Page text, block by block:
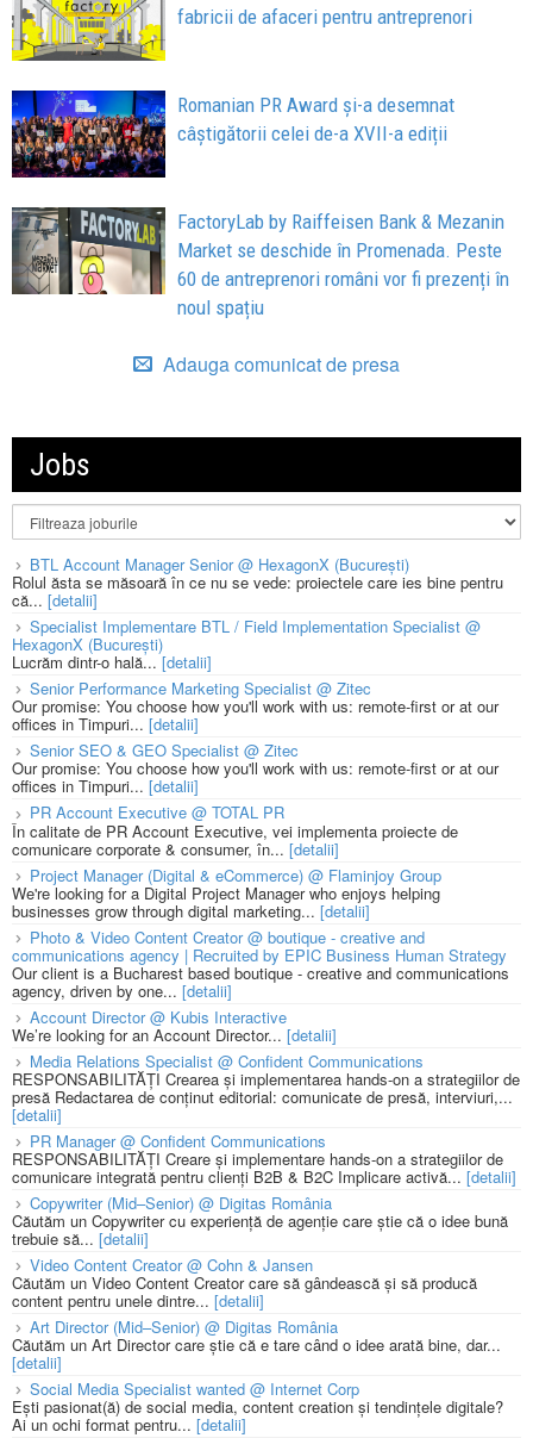
fabricii de afaceri pentru antreprenori
Romanian PR Award și-a desemnat
câștigătorii celei de-a XVII-a ediții
FactoryLab by Raiffeisen Bank & Mezanin
Market se deschide în Promenada. Peste
60 de antreprenori români vor fi prezenți în
noul spațiu
Adauga comunicat de presa
Jobs
BTL Account Manager Senior @ HexagonX (București)
Rolul ăsta se măsoară în ce nu se vede: proiectele care ies bine pentru
că... [detalii]
Specialist Implementare BTL / Field Implementation Specialist @
HexagonX (București)
Lucrăm dintr-o hală... [detalii]
Senior Performance Marketing Specialist @ Zitec
Our promise: You choose how you'll work with us: remote-first or at our
offices in Timpuri... [detalii]
Senior SEO & GEO Specialist @ Zitec
Our promise: You choose how you'll work with us: remote-first or at our
offices in Timpuri... [detalii]
PR Account Executive @ TOTAL PR
În calitate de PR Account Executive, vei implementa proiecte de
comunicare corporate & consumer, în... [detalii]
Project Manager (Digital & eCommerce) @ Flaminjoy Group
We're looking for a Digital Project Manager who enjoys helping
businesses grow through digital marketing... [detalii]
Photo & Video Content Creator @ boutique - creative and
communications agency | Recruited by EPIC Business Human Strategy
Our client is a Bucharest based boutique - creative and communications
agency, driven by one... [detalii]
Account Director @ Kubis Interactive
We’re looking for an Account Director... [detalii]
Media Relations Specialist @ Confident Communications
RESPONSABILITĂȚI Crearea și implementarea hands-on a strategiilor de
presă Redactarea de conținut editorial: comunicate de presă, interviuri,...
[detalii]
PR Manager @ Confident Communications
RESPONSABILITĂȚI Creare și implementare hands-on a strategiilor de
comunicare integrată pentru clienți B2B & B2C Implicare activă... [detalii]
Copywriter (Mid–Senior) @ Digitas România
Căutăm un Copywriter cu experiență de agenție care știe că o idee bună
trebuie să... [detalii]
Video Content Creator @ Cohn & Jansen
Căutăm un Video Content Creator care să gândească și să producă
content pentru unele dintre... [detalii]
Art Director (Mid–Senior) @ Digitas România
Căutăm un Art Director care știe că e tare când o idee arată bine, dar...
[detalii]
Social Media Specialist wanted @ Internet Corp
Ești pasionat(ă) de social media, content creation și tendințele digitale?
Ai un ochi format pentru... [detalii]